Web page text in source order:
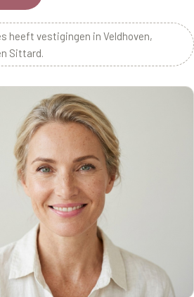
heeft vestigingen in Veldhoven,
Sittard.